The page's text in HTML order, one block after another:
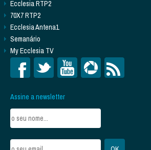
Ecclesia RTP2
70X7 RTP2
Ecclesia Antena1
Semanário
My Ecclesia TV
Assine a newsletter